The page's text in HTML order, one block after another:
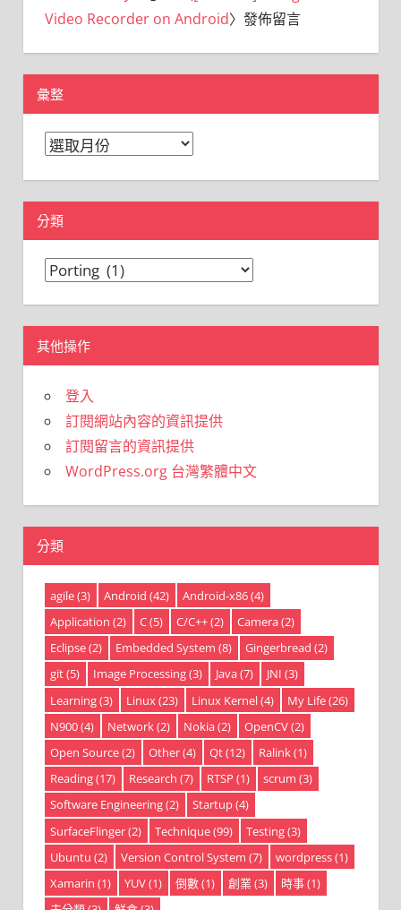
Video Recorder on Android〉發佈留言
彙整
彙
分類
分
其他操作
登入
訂閱網站內容的資訊提供
訂閱留言的資訊提供
WordPress.org 台灣繁體中文
分類
agile(3) Android (42) Android-x86(4)
Application (2) C(5) C/C++(2) Camera(2)
Eclipse(2) Embedded System (8) Gingerbread (2)
git(5) Image Processing(3) Java(7) JNI (3)
Learning(3) Linux (23) Linux Kernel(4) My Life(26)
N900(4) Network(2) Nokia(2) OpenCV(2)
Open Source(2) Other(4) Qt(12) Ralink(1)
Reading(17) Research (7) RTSP (1) scrum (3)
Software Engineering(2) Startup(4)
SurfaceFlinger(2) Technique(99) Testing(3)
Ubuntu (2) Version Control System (7) wordpress(1)
Xamarin (1) YUV(1) 倒數(1) 創業(3) 時事(1)